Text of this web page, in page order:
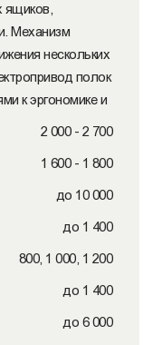
ящиков,
Механизм
нескольких
полок
к эргономике и
2 000 - 2 700
1 600 - 1 800
до 10 000
до 1 400
800, 1 000, 1 200
до 1 400
до 6 000